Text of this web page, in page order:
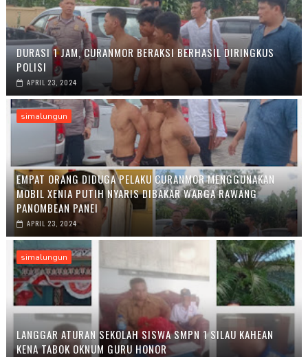
DURASI 1 JAM, CURANMOR BERAKSI BERHASIL DIRINGKUS
POLISI
APRIL 23, 2024
simalungun
EMPAT ORANG DIDUGA PELAKU CURANMOR MENGGUNAKAN
MOBIL XENIA PUTIH NYARIS DIBAKAR WARGA RAWANG
PANOMBEAN PANEI
APRIL 23, 2024
simalungun
LANGGAR ATURAN SEKOLAH SISWA SMPN 1 SILAU KAHEAN
KENA TABOK OKNUM GURU HONOR